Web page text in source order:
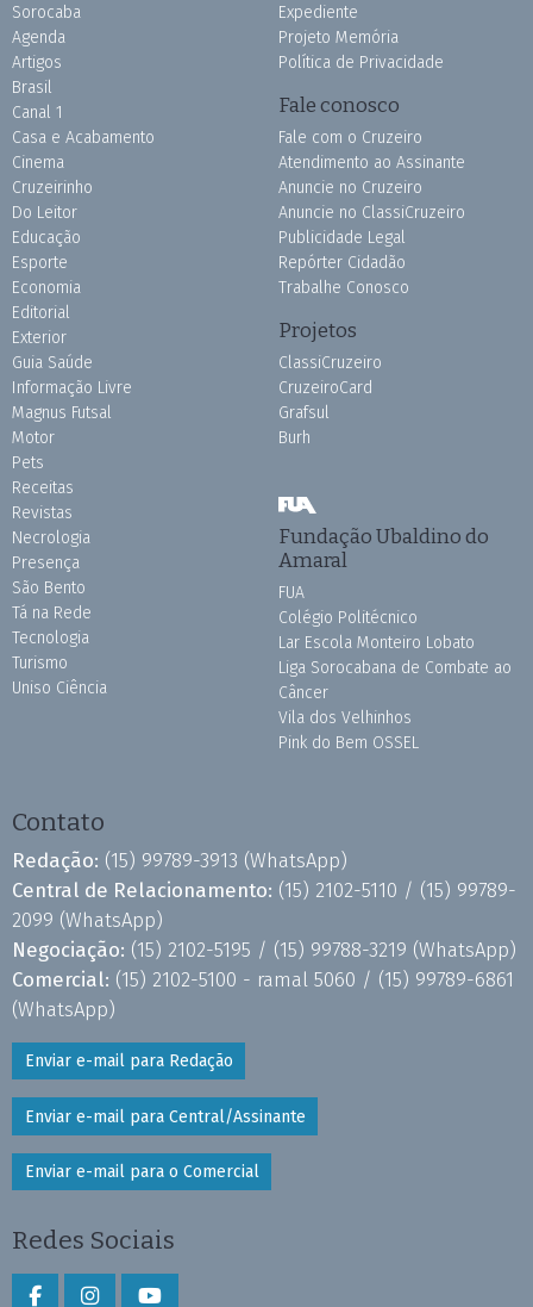
Sorocaba
Agenda
Artigos
Brasil
Canal 1
Casa e Acabamento
Cinema
Cruzeirinho
Do Leitor
Educação
Esporte
Economia
Editorial
Exterior
Guia Saúde
Informação Livre
Magnus Futsal
Motor
Pets
Receitas
Revistas
Necrologia
Presença
São Bento
Tá na Rede
Tecnologia
Turismo
Uniso Ciência
Expediente
Projeto Memória
Política de Privacidade
Fale conosco
Fale com o Cruzeiro
Atendimento ao Assinante
Anuncie no Cruzeiro
Anuncie no ClassiCruzeiro
Publicidade Legal
Repórter Cidadão
Trabalhe Conosco
Projetos
ClassiCruzeiro
CruzeiroCard
Grafsul
Burh
Fundação Ubaldino do
Amaral
FUA
Colégio Politécnico
Lar Escola Monteiro Lobato
Liga Sorocabana de Combate ao
Câncer
Vila dos Velhinhos
Pink do Bem OSSEL
Contato
Redação: (15) 99789-3913 (WhatsApp)
Central de Relacionamento: (15) 2102-5110 / (15) 99789-
2099 (WhatsApp)
Negociação: (15) 2102-5195 / (15) 99788-3219 (WhatsApp)
Comercial: (15) 2102-5100 - ramal 5060 / (15) 99789-6861
(WhatsApp)
Enviar e-mail para Redação
Enviar e-mail para Central/Assinante
Enviar e-mail para o Comercial
Redes Sociais